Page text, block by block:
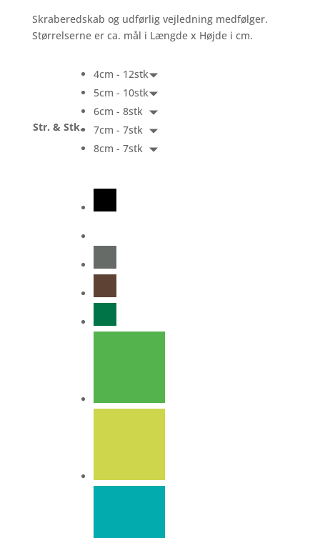
Skraberedskab og udførlig vejledning medfølger.
Størrelserne er ca. mål i Længde x Højde i cm.
Str. & Stk.
4cm - 12stk
5cm - 10stk
6cm - 8stk
7cm - 7stk
8cm - 7stk